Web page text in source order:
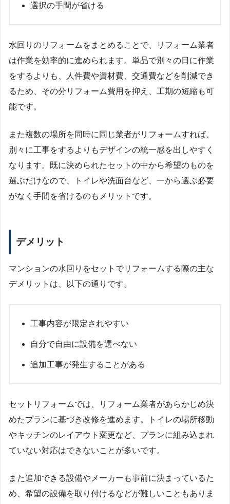
選択の手間が省ける
水回りのリフォームをまとめることで、リフォーム業者
は作業を効率的に進められます。単品で別々の日に作業
をするよりも、人件費や資材費、交通費などを削減でき
るため、その分リフォーム費用を抑え、工期の短縮も可
能です。
また複数の場所を同時に同じ業者がリフォームすれば、
別々に工事をするよりもデザインの統一感を出しやすく
なります。既に決められたセットの中から希望のものを
選ぶだけなので、トイレや洗面台など、一から選ぶ必要
がなく手間を省けるのもメリットです。
デメリット
マンションの水回りをセットでリフォームする際の主な
デメリットは、以下の通りです。
工事内容が限定されやすい
自分で自由に設備を選べない
追加工事が発生することがある
セットリフォームでは、リフォーム業者があらかじめ決
めたプランに基づき改修を進めます。トイレの場所移動
やキッチンのレイアウト変更など、プランに組み込まれ
ていない対応はできないことが多いです。
また追加できる設備やメーカーも事前に決まっているた
め、希望の設備を取り付けるなどが難しいこともありま